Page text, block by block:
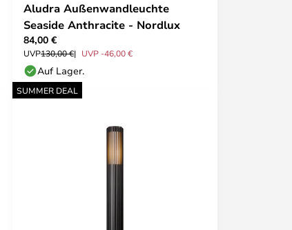
Aludra Außenwandleuchte
Seaside Anthracite - Nordlux
84,00 €
UVP130,00 € UVP -46,00 €
Auf Lager.
SUMMER DEAL